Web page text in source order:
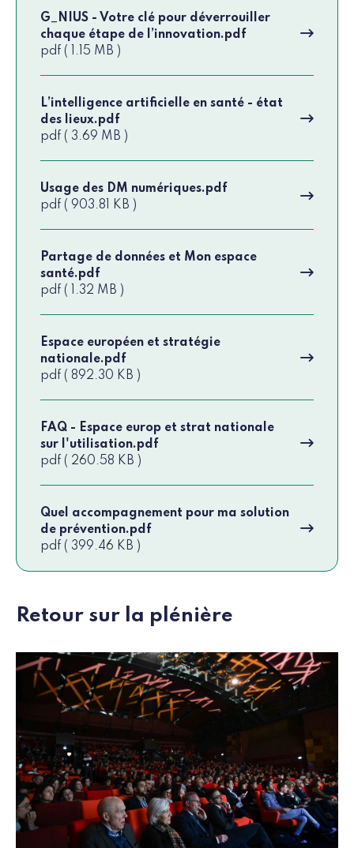
G_NIUS - Votre clé pour déverrouiller
chaque étape de l’innovation.pdf
pdf ( 1.15 MB )
L’intelligence artificielle en santé - état
des lieux.pdf
pdf ( 3.69 MB )
Usage des DM numériques.pdf
pdf ( 903.81 KB )
Partage de données et Mon espace
santé.pdf
pdf ( 1.32 MB )
Espace européen et stratégie
nationale.pdf
pdf ( 892.30 KB )
FAQ - Espace europ et strat nationale
sur l'utilisation.pdf
pdf ( 260.58 KB )
Quel accompagnement pour ma solution
de prévention.pdf
pdf ( 399.46 KB )
Retour sur la plénière